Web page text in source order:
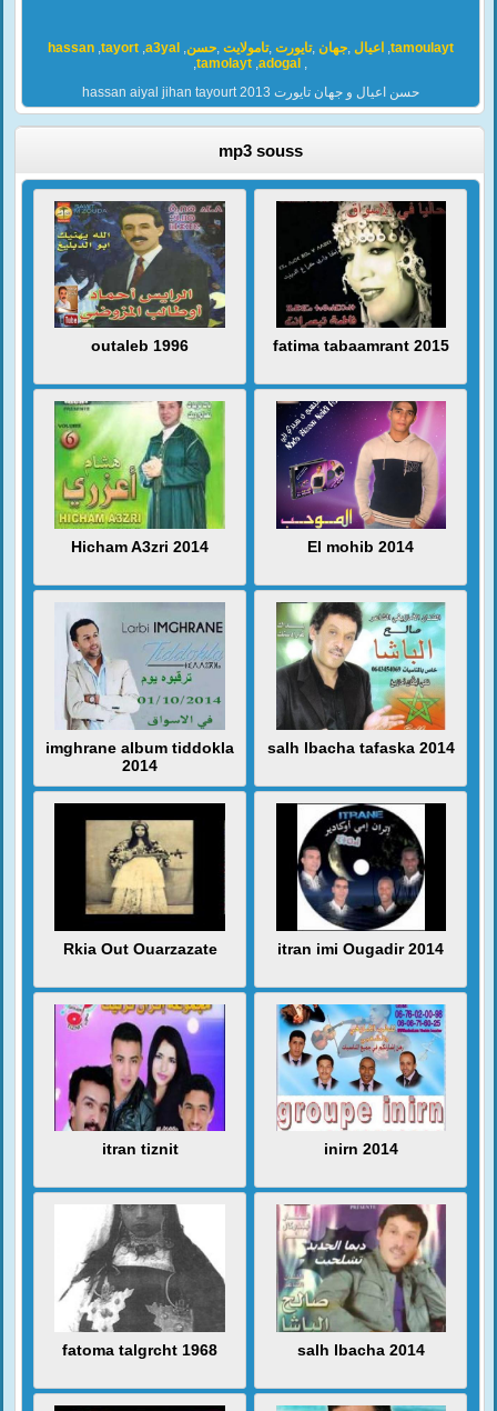
hassan,tayort,a3yal , اعيال ,جهان ,تايورت ,تامولايت ,حسن ,tamoulayt
,tamolayt ,adogal ,
hassan aiyal jihan tayourt 2013 حسن اعيال و جهان تايورت
mp3 souss
outaleb 1996 fatima tabaamrant 2015
Hicham A3zri 2014 El mohib 2014
imghrane album tiddokla
2014
salh lbacha tafaska 2014
Rkia Out Ouarzazate itran imi Ougadir 2014
itran tiznit inirn 2014
fatoma talgrcht 1968 salh lbacha 2014